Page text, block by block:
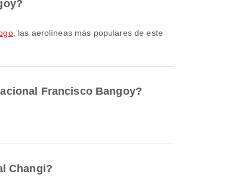
, las aerolíneas más populares de este
Francisco Bangoy?
Changi?